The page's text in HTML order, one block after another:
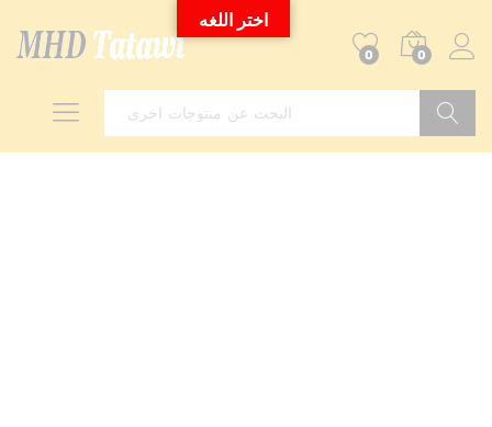
0 0
اختر اللغه